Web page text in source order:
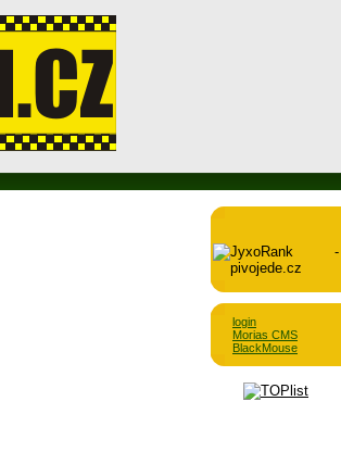
login
Morias CMS
BlackMouse